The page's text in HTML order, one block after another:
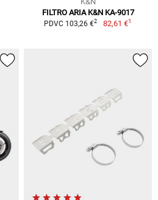
FILTRO ARIA K&N KA-9017
PDVC 103,26 €2 82,61 €1